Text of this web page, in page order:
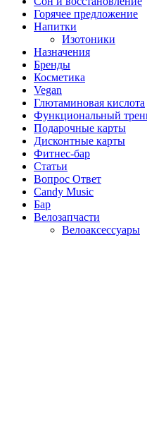
Горячее предложение
Напитки
Изотоники
Назначения
Бренды
Косметика
Vegan
Глютаминовая кислота
Функциональный
Подарочные карты
Дисконтные карты
Фитнес-бар
Статьи
Вопрос Ответ
Candy Music
Бар
Велозапчасти
Велоаксессуары